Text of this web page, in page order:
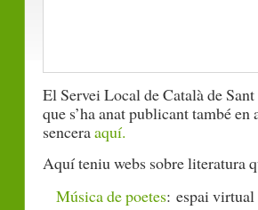
El Servei Local de Català de
que s’ha anat publicant també
senceraaquí.
Aquí teniu webs sobre literatura
Música de poetes: espai virtual